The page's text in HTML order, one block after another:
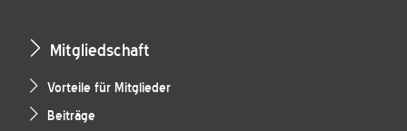
Mitgliedschaft
Vorteile für Mitglieder
Beiträge